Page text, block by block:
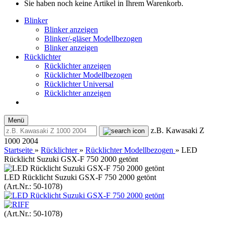
Sie haben noch keine Artikel in Ihrem Warenkorb.
Blinker
Blinker anzeigen
Blinker/-gläser Modellbezogen
Blinker anzeigen
Rücklichter
Rücklichter anzeigen
Rücklichter Modellbezogen
Rücklichter Universal
Rücklichter anzeigen
Menü
z.B. Kawasaki Z
1000 2004
Startseite » Rücklichter » Rücklichter Modellbezogen » LED
Rücklicht Suzuki GSX-F 750 2000 getönt
LED Rücklicht Suzuki GSX-F 750 2000 getönt
(Art.Nr.: 50-1078)
(Art.Nr.: 50-1078)